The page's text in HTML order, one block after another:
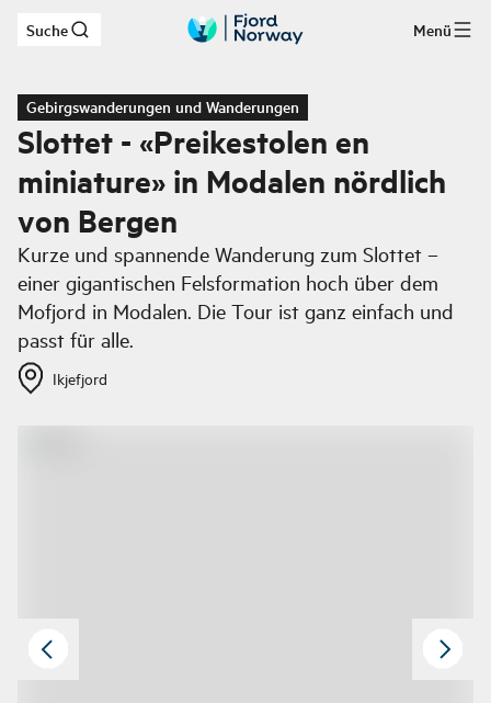
Zum Hauptinhalt
Suche Menü
Gebirgswanderungen und Wanderungen
Slottet - «Preikestolen en
miniature» in Modalen nördlich
von Bergen
Kurze und spannende Wanderung zum Slottet –
einer gigantischen Felsformation hoch über dem
Mofjord in Modalen. Die Tour ist ganz einfach und
passt für alle.
Ikjefjord